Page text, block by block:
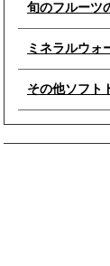
旬のフルーツ
ミネラルウォ
その他ソフト